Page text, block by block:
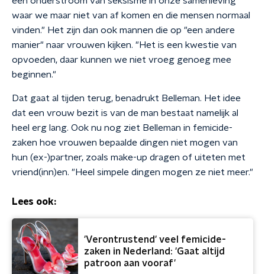
waar we maar niet van af komen en die mensen normaal
vinden." Het zijn dan ook mannen die op "een andere
manier" naar vrouwen kijken. "Het is een kwestie van
opvoeden, daar kunnen we niet vroeg genoeg mee
beginnen."
Dat gaat al tijden terug, benadrukt Belleman. Het idee
dat een vrouw bezit is van de man bestaat namelijk al
heel erg lang. Ook nu nog ziet Belleman in femicide-
zaken hoe vrouwen bepaalde dingen niet mogen van
hun (ex-)partner, zoals make-up dragen of uiteten met
vriend(inn)en. "Heel simpele dingen mogen ze niet meer."
Lees ook:
'Verontrustend' veel femicide-
zaken in Nederland: 'Gaat altijd
patroon aan vooraf'